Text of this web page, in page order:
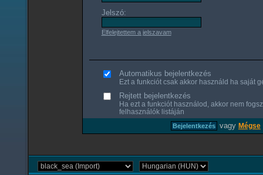
Jelszó:
Elfelejtettem a jelszavam
Automatikus bejelentkezés
Ezt a funkciót csak akkor használd ha saját
Rejtett bejelentkezés
Ha ezt a funkciót használod, akkor nem
felhasználók listáján
vagy Mégse